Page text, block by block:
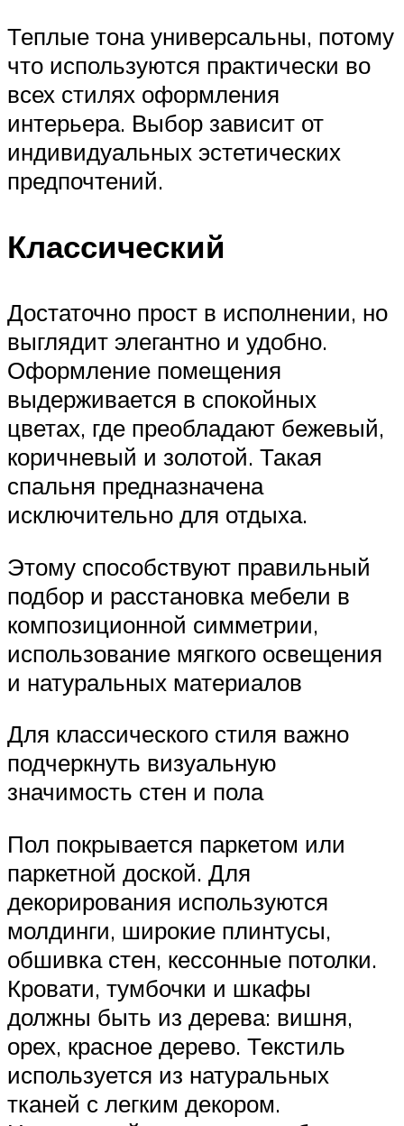
Теплые тона универсальны, потому
что используются практически во
всех стилях оформления
интерьера. Выбор зависит от
индивидуальных эстетических
предпочтений.
Классический
Достаточно прост в исполнении, но
выглядит элегантно и удобно.
Оформление помещения
выдерживается в спокойных
цветах, где преобладают бежевый,
коричневый и золотой. Такая
спальня предназначена
исключительно для отдыха.
Этому способствуют правильный
подбор и расстановка мебели в
композиционной симметрии,
использование мягкого освещения
и натуральных материалов
Для классического стиля важно
подчеркнуть визуальную
значимость стен и пола
Пол покрывается паркетом или
паркетной доской. Для
декорирования используются
молдинги, широкие плинтусы,
обшивка стен, кессонные потолки.
Кровати, тумбочки и шкафы
должны быть из дерева: вишня,
орех, красное дерево. Текстиль
используется из натуральных
тканей с легким декором.